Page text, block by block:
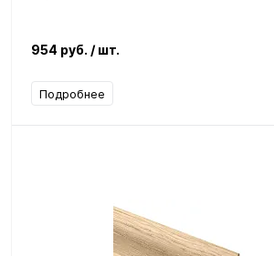
954 руб. / шт.
Подробнее